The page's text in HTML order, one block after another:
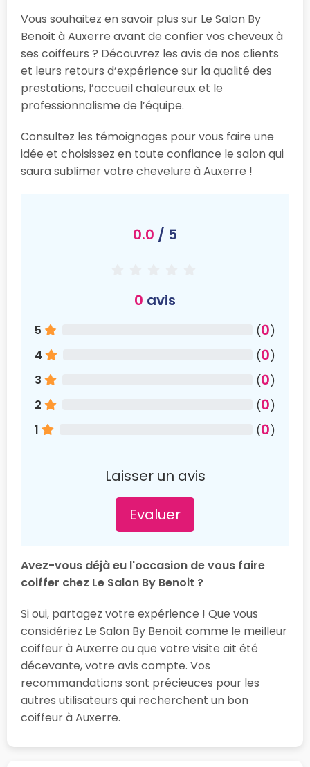
Vous souhaitez en savoir plus sur Le Salon By
Benoit à Auxerre avant de confier vos cheveux à
ses coiffeurs ? Découvrez les avis de nos clients
et leurs retours d’expérience sur la qualité des
prestations, l’accueil chaleureux et le
professionnalisme de l’équipe.
Consultez les témoignages pour vous faire une
idée et choisissez en toute confiance le salon qui
saura sublimer votre chevelure à Auxerre !
0.0 / 5
0 avis
5 (0)
4
(0)
3
(0)
2
(0)
1
(0)
Laisser un avis
Evaluer
Avez-vous déjà eu l'occasion de vous faire
coiffer chez Le Salon By Benoit ?
Si oui, partagez votre expérience ! Que vous
considériez Le Salon By Benoit comme le meilleur
coiffeur à Auxerre ou que votre visite ait été
décevante, votre avis compte. Vos
recommandations sont précieuces pour les
autres utilisateurs qui recherchent un bon
coiffeur à Auxerre.